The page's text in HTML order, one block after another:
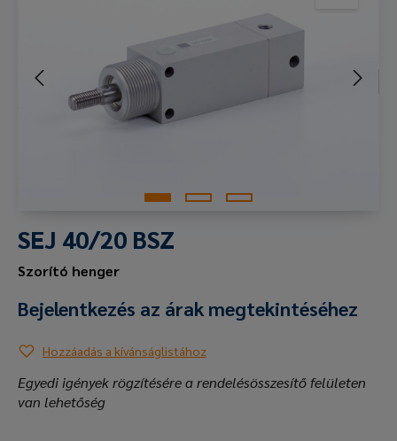
SEJ 40/20 BSZ
Szorító henger
Bejelentkezés az árak megtekintéséhez
Hozzáadás a kívánságlistához
Egyedi igények rögzítésére a rendelésösszesítő felületen
van lehetőség